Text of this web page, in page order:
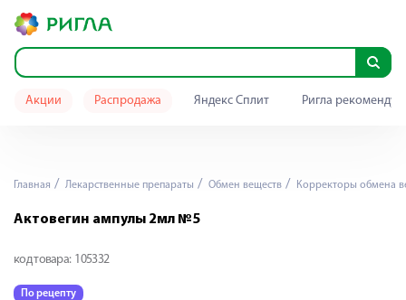
Акции Распродажа Яндекс Сплит Ригла
Главная Лекарственные препараты Обмен веществ Корректоры обмена
Актовегин ампулы 2мл №5
код товара: 105332
По рецепту